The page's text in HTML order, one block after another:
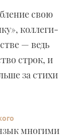
свою
коллеги-
— ведь
строк, и
за стихи
многими